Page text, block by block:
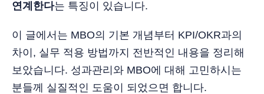
연계한다는 특징이 있습니다.
이 글에서는 MBO의 기본 개념부터 KPI/OKR과의
차이, 실무 적용 방법까지 전반적인 내용을 정리해
보았습니다. 성과관리와 MBO에 대해 고민하시는
분들께 실질적인 도움이 되었으면 합니다.